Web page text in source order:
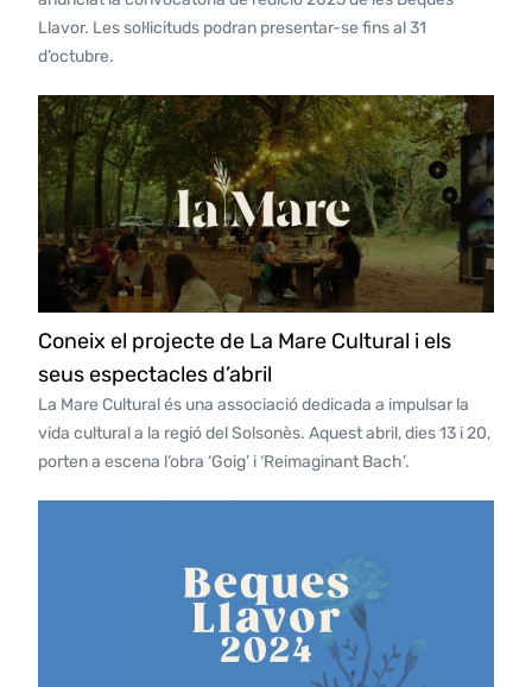
Llavor. Les sol·licituds podran presentar-se fins al 31
d’octubre.
Coneix el projecte de La Mare Cultural i els
seus espectacles d’abril
La Mare Cultural és una associació dedicada a impulsar la
vida cultural a la regió del Solsonès. Aquest abril, dies 13 i 20,
porten a escena l’obra ‘Goig’ i ‘Reimaginant Bach’.